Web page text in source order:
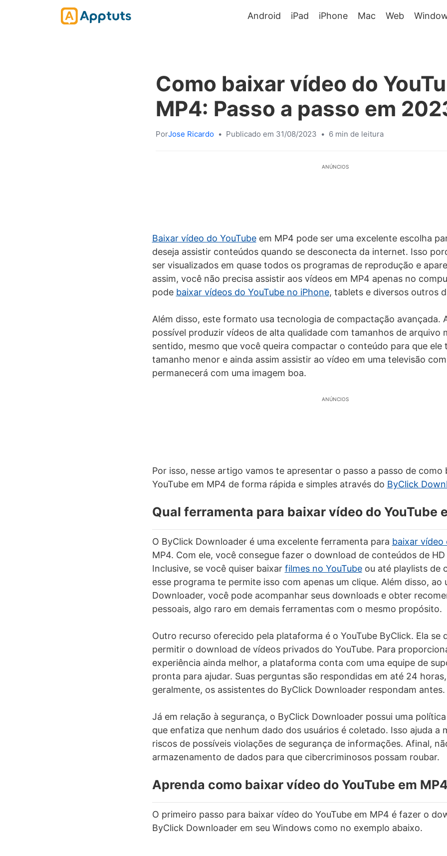
Android iPad iPhone Mac Web
Como baixar vídeo do
MP4: Passo a passo em
PorJose Ricardo • Publicado em 31/08/2023 • 6 min de leitura
ANÚNCIOS
Baixar vídeo do YouTubeem MP4 pode ser uma excelente escolha
deseja assistir conteúdos quando se desconecta da internet. Isso
ser visualizados em quase todos os programas de reprodução e
assim, você não precisa assistir aos vídeos em MP4 apenas no
pode baixar vídeos do YouTube no iPhone, tablets e diversos outros
Além disso, este formato usa tecnologia de compactação avançada.
possível produzir vídeos de alta qualidade com tamanhos de arquivo
sentido, mesmo que você queira compactar o conteúdo para que ele
tamanho menor e ainda assim assistir ao vídeo em uma televisão
permanecerá com uma imagem boa.
ANÚNCIOS
Por isso, nesse artigo vamos te apresentar o passo a passo de como
YouTube em MP4 de forma rápida e simples através do ByClick
Qual ferramenta para baixar vídeo do YouTube
O ByClick Downloader é uma excelente ferramenta para baixar vídeo
MP4. Com ele, você consegue fazer o download de conteúdos de
Inclusive, se você quiser baixar filmes no YouTubeou até playlists de
esse programa te permite isso com apenas um clique. Além disso, ao
Downloader, você pode acompanhar seus downloads e obter
pessoais, algo raro em demais ferramentas com o mesmo propósito.
Outro recurso oferecido pela plataforma é o YouTube ByClick. Ela se
permitir o download de vídeos privados do YouTube. Para
experiência ainda melhor, a plataforma conta com uma equipe de
pronta para ajudar. Suas perguntas são respondidas em até 24
geralmente, os assistentes do ByClick Downloader respondam antes.
Já em relação à segurança, o ByClick Downloader possui uma
que enfatiza que nenhum dado dos usuários é coletado. Isso ajuda a
riscos de possíveis violações de segurança de informações. Afinal,
armazenamento de dados para que cibercriminosos possam roubar.
Aprenda como baixar vídeo do YouTube em
O primeiro passo para baixar vídeo do YouTube em MP4 é fazer o
ByClick Downloader em seu Windows como no exemplo abaixo.